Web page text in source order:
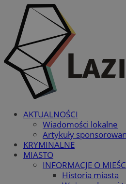
AKTUALNOŚCI
Wiadomości lokalne
Artykuły
KRYMINALNE
MIASTO
INFORMACJE O
Historia miasta